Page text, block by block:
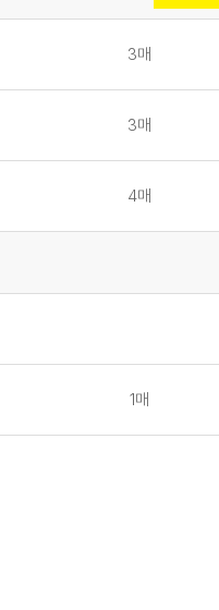
3매
3매
4매
1매